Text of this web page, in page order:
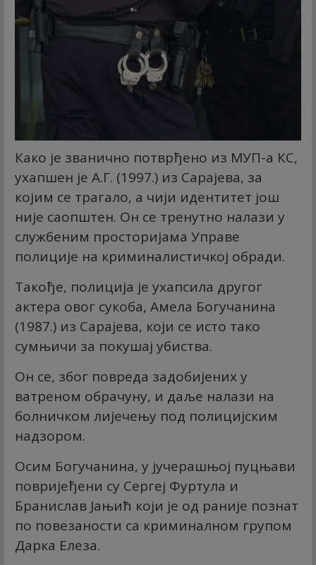
Како је званично потврђено из МУП-а КС,
ухапшен је А.Г. (1997.) из Сарајева, за
којим се трагало, а чији идентитет још
није саопштен. Он се тренутно налази у
службеним просторијама Управе
полиције на криминалистичкој обради.
Такође, полиција је ухапсила другог
актера овог сукоба, Амела Богучанина
(1987.) из Сарајева, који се исто тако
сумњичи за покушај убиства.
Он се, због повреда задобијених у
ватреном обрачуну, и даље налази на
болничком лијечењу под полицијским
надзором.
Осим Богучанина, у јучерашњој пуцњави
повријеђени су Сергеј Фуртула и
Бранислав Јањић који је од раније познат
по повезаности са криминалном групом
Дарка Елеза.